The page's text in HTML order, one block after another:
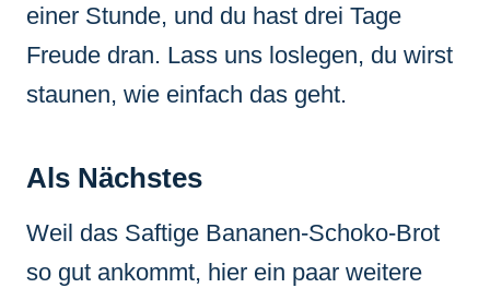
einer Stunde, und du hast drei Tage
Freude dran. Lass uns loslegen, du wirst
staunen, wie einfach das geht.
Als Nächstes
Weil das Saftige Bananen-Schoko-Brot
so gut ankommt, hier ein paar weitere